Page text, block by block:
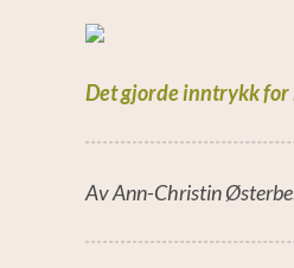
Det gjorde inntrykk for
Av Ann-Christin